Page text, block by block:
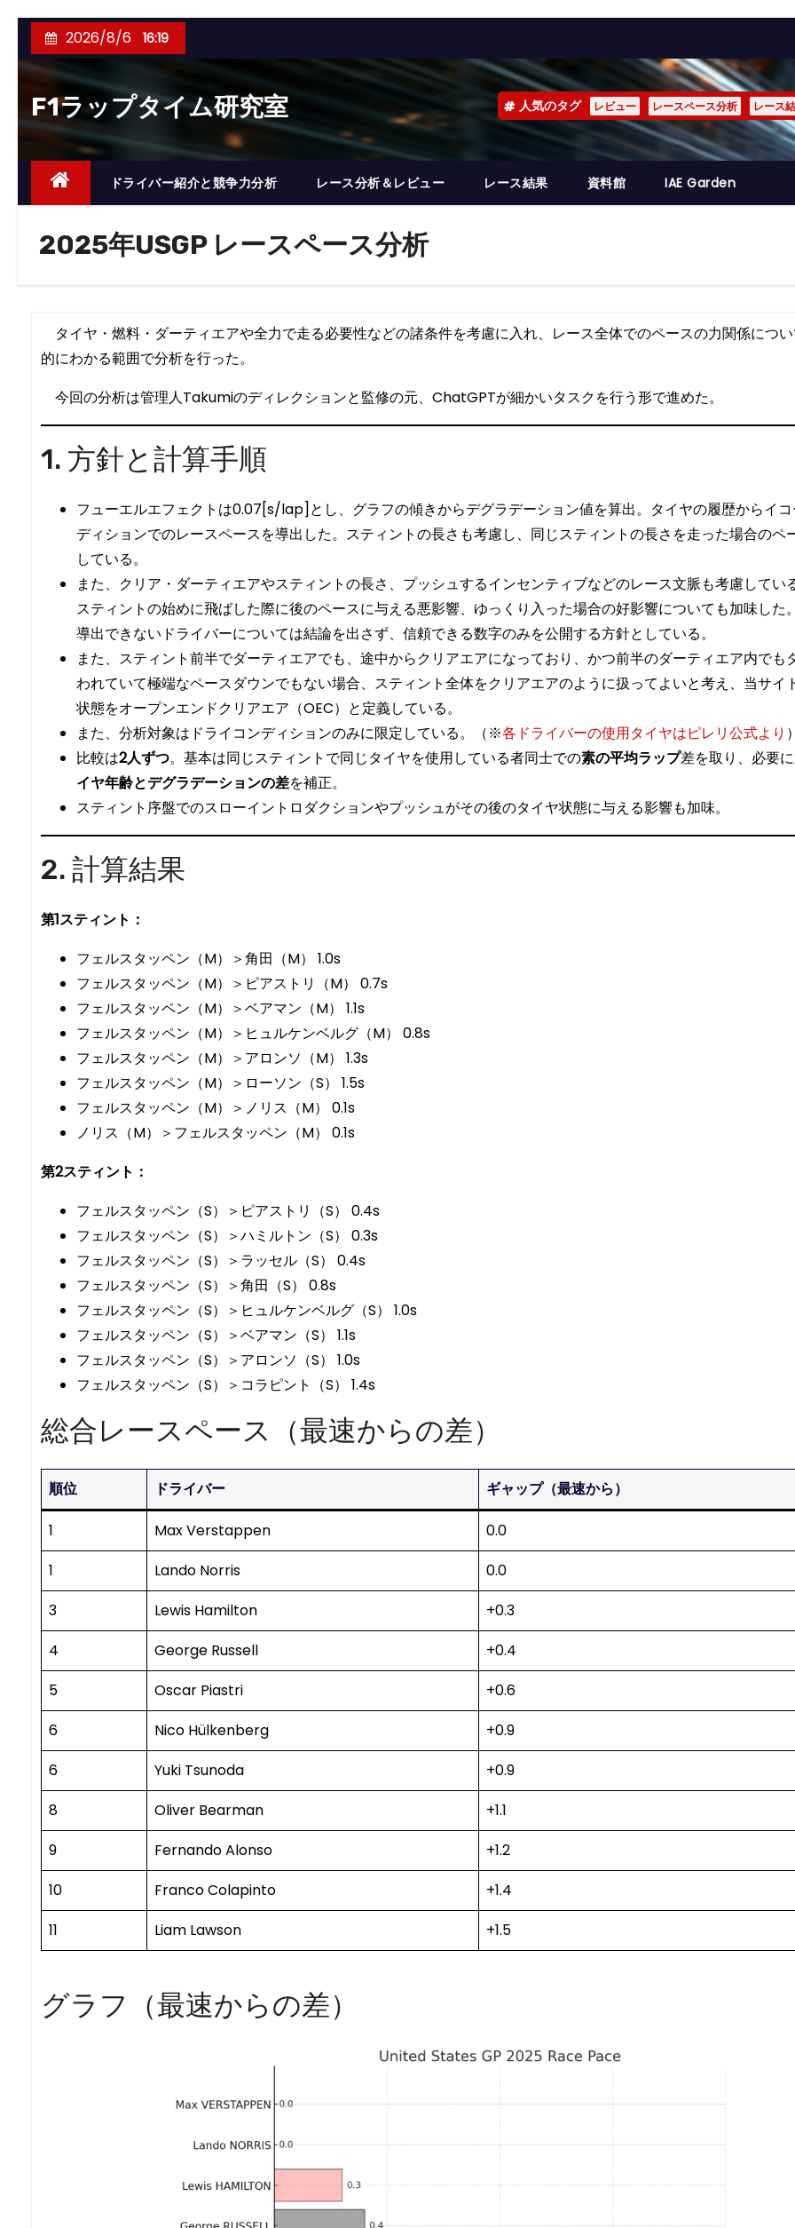
ン
ツ
キ
2026/8/6 16:19
F1ラップタイム研究室 人気のタグ レビュー レースペース分析 レース
ドライバー紹介と競争力分析 レース分析＆レビュー レース結果 資料館 IAE Garden
2025年USGP レースペース分析
タイヤ・燃料・ダーティエアや全力で走る必要性などの諸条件を考慮に入れ、レース全体でのペースの力関係につ
的にわかる範囲で分析を行った。
今回の分析は管理人Takumiのディレクションと監修の元、ChatGPTが細かいタスクを行う形で進めた。
1. 方針と計算手順
フューエルエフェクトは0.07[s/lap]とし、グラフの傾きからデグラデーション値を算出。タイヤの履歴からイ
ディションでのレースペースを導出した。スティントの長さも考慮し、同じスティントの長さを走った場合のペ
している。
また、クリア・ダーティエアやスティントの長さ、プッシュするインセンティブなどのレース文脈も考慮してい
スティントの始めに飛ばした際に後のペースに与える悪影響、ゆっくり入った場合の好影響についても加味した
導出できないドライバーについては結論を出さず、信頼できる数字のみを公開する方針としている。
また、スティント前半でダーティエアでも、途中からクリアエアになっており、かつ前半のダーティエア内でも
われていて極端なペースダウンでもない場合、スティント全体をクリアエアのように扱ってよいと考え、当サイ
状態をオープンエンドクリアエア（OEC）と定義している。
また、分析対象はドライコンディションのみに限定している。（※各ドライバーの使用タイヤはピレリ公式より ）
比較は2人ずつ。基本は同じスティントで同じタイヤを使用している者同士での素の平均ラップ差を取り、必要
イヤ年齢とデグラデーションの差を補正。
スティント序盤でのスローイントロダクションやプッシュがその後のタイヤ状態に与える影響も加味。
2. 計算結果
第1スティント：
フェルスタッペン（M）＞角田（M） 1.0s
フェルスタッペン（M）＞ピアストリ（M） 0.7s
フェルスタッペン（M）＞ベアマン（M） 1.1s
フェルスタッペン（M）＞ヒュルケンベルグ（M） 0.8s
フェルスタッペン（M）＞アロンソ（M） 1.3s
フェルスタッペン（M）＞ローソン（S） 1.5s
フェルスタッペン（M）＞ノリス（M） 0.1s
ノリス（M）＞フェルスタッペン（M） 0.1s
第2スティント：
フェルスタッペン（S）＞ピアストリ（S） 0.4s
フェルスタッペン（S）＞ハミルトン（S） 0.3s
フェルスタッペン（S）＞ラッセル（S） 0.4s
フェルスタッペン（S）＞角田（S） 0.8s
フェルスタッペン（S）＞ヒュルケンベルグ（S） 1.0s
フェルスタッペン（S）＞ベアマン（S） 1.1s
フェルスタッペン（S）＞アロンソ（S） 1.0s
フェルスタッペン（S）＞コラピント（S） 1.4s
総合レースペース（最速からの差）
順位 ドライバー ギャップ（最速から）
1 Max Verstappen
0.0
1
Lando Norris
0.0
3
Lewis Hamilton
+0.3
4
George Russell
+0.4
5
Oscar Piastri
+0.6
6
Nico Hülkenberg
+0.9
6
Yuki Tsunoda
+0.9
8
Oliver Bearman
+1.1
9
Fernando Alonso
+1.2
10
Franco Colapinto
+1.4
11
Liam Lawson +1.5
グラフ（最速からの差）